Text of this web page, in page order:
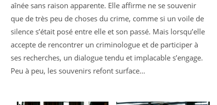
aînée sans raison apparente. Elle affirme ne se souvenir
que de très peu de choses du crime, comme si un voile de
silence s’était posé entre elle et son passé. Mais lorsqu’elle
accepte de rencontrer un criminologue et de participer à
ses recherches, un dialogue tendu et implacable s’engage.
Peu à peu, les souvenirs refont surface…